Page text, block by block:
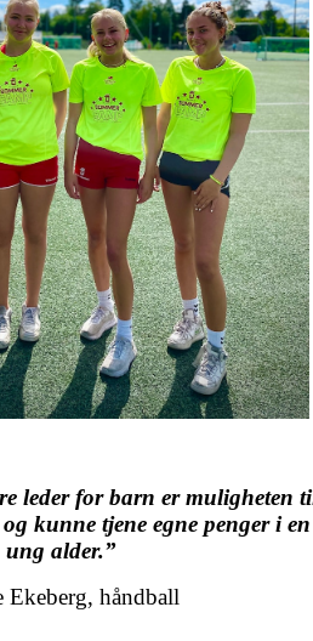
leder for barn er muligheten
kunne tjene egne penger i en
ung alder.”
Ekeberg, håndball